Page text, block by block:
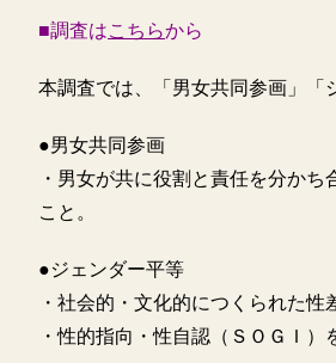
■調査はこちらから
本調査では、「男女共同参画」「
●男女共同参画
・男女が共に役割と責任を分か
こと。
●ジェンダー平等
・社会的・文化的につくられた性
・性的指向・性自認（ＳＯＧＩ）